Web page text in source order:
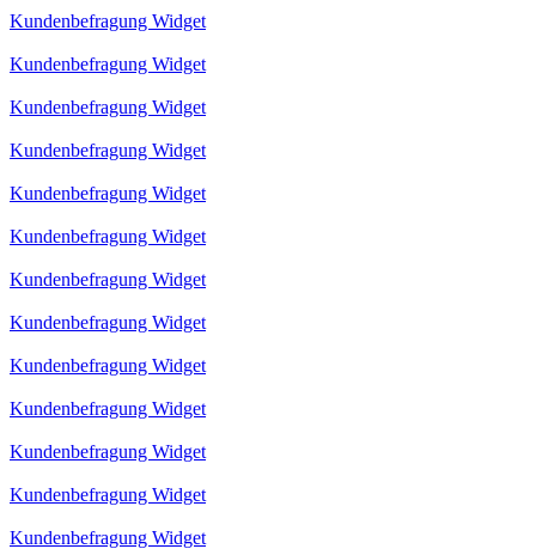
Kundenbefragung Widget
Kundenbefragung Widget
Kundenbefragung Widget
Kundenbefragung Widget
Kundenbefragung Widget
Kundenbefragung Widget
Kundenbefragung Widget
Kundenbefragung Widget
Kundenbefragung Widget
Kundenbefragung Widget
Kundenbefragung Widget
Kundenbefragung Widget
Kundenbefragung Widget